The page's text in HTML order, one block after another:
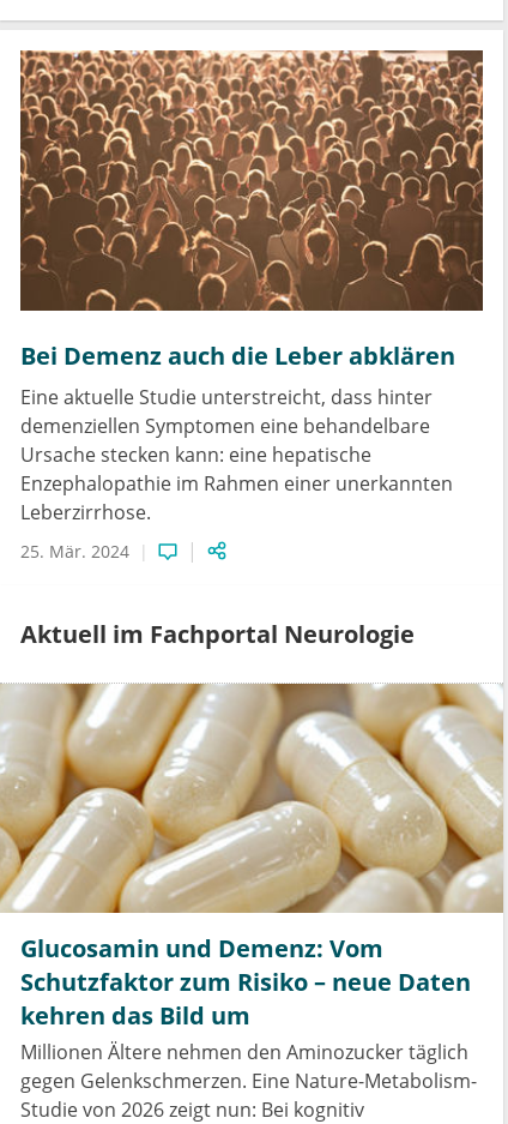
Bei Demenz auch die Leber abklären
Eine aktuelle Studie unterstreicht, dass hinter
demenziellen Symptomen eine behandelbare
Ursache stecken kann: eine hepatische
Enzephalopathie im Rahmen einer unerkannten
Leberzirrhose.
25. Mär. 2024
Aktuell im Fachportal Neurologie
Glucosamin und Demenz: Vom
Schutzfaktor zum Risiko – neue Daten
kehren das Bild um
Millionen Ältere nehmen den Aminozucker täglich
gegen Gelenkschmerzen. Eine Nature-Metabolism-
Studie von 2026 zeigt nun: Bei kognitiv